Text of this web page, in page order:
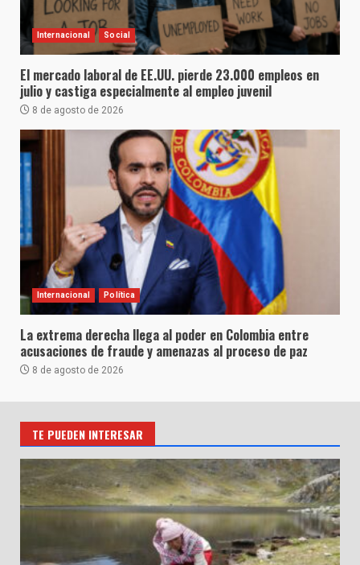
Internacional Social
El mercado laboral de EE.UU. pierde 23.000 empleos en
julio y castiga especialmente al empleo juvenil
8 de agosto de 2026
Internacional Política
La extrema derecha llega al poder en Colombia entre
acusaciones de fraude y amenazas al proceso de paz
8 de agosto de 2026
TE PUEDEN INTERESAR